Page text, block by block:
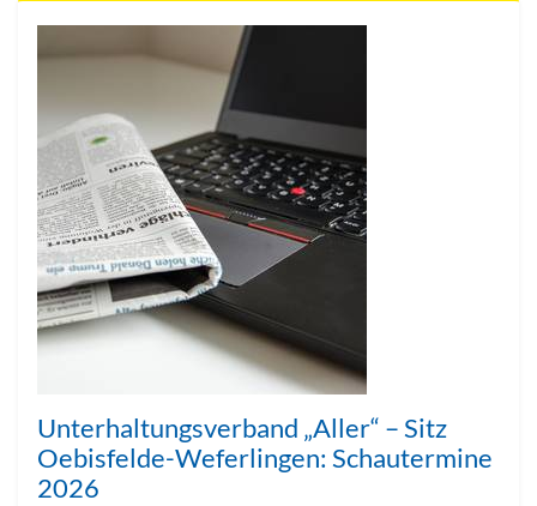
Unterhaltungsverband „Aller“ – Sitz
Oebisfelde-Weferlingen: Schautermine
2026